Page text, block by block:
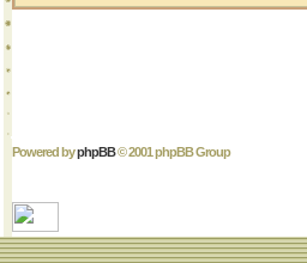
Powered byphpBB© 2001 phpBB Group